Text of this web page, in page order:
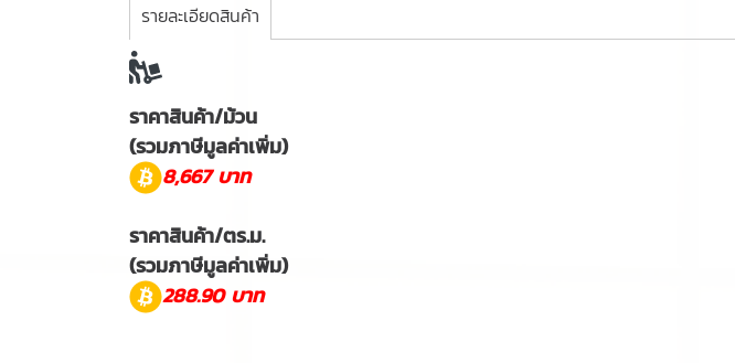
รายละเอียดสินค้า
ราคาสินค้า/ม้วน
(รวมภาษีมูลค่าเพิ่ม)
8,667 บาท
ราคาสินค้า/ตร.ม.
(รวมภาษีมูลค่าเพิ่ม)
288.90 บาท